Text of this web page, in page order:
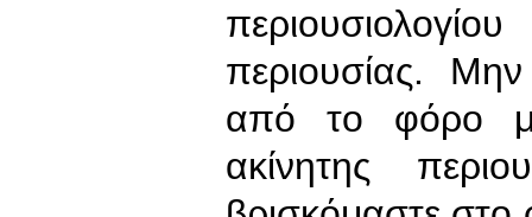
περιουσίας.
από το φόρο
ακίνητης